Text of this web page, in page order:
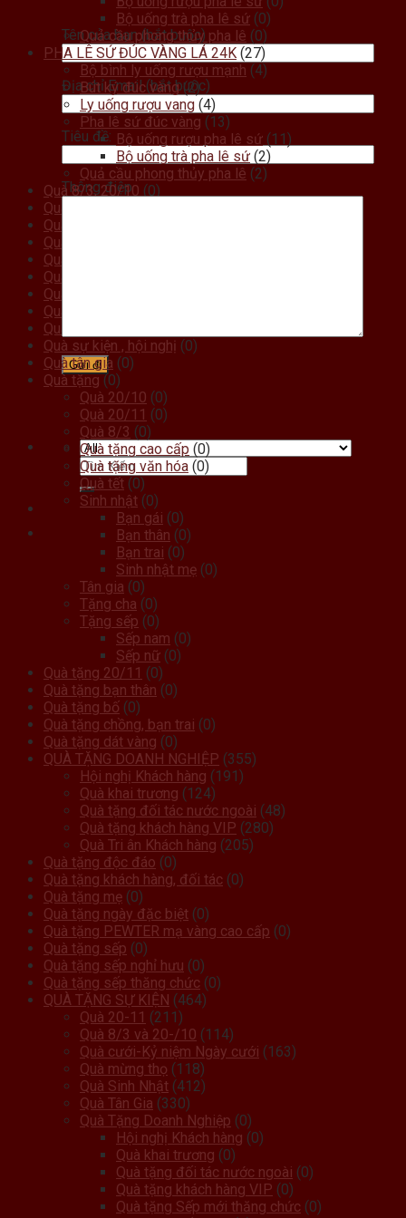
Tên của bạn (bắt buộc)
Địa chỉ Email (bắt buộc)
Tiêu đề:
Thông điệp
Bộ uống trà pha lê sứ (0)
Quả cầu phong thủy pha lê (0)
PHA LÊ SỨ ĐÚC VÀNG LÁ 24K (27)
Bộ bình ly uống rượu mạnh (4)
Bút ký đúc vàng (2)
Ly uống rượu vang (4)
Pha lê sứ đúc vàng (13)
Bộ uống rượu pha lê sứ (11)
Bộ uống trà pha lê sứ (2)
Quả cầu phong thủy pha lê (2)
Quà 8/3, 20/10 (0)
Quà cưới
Quà doanh nghiệp
Quà khai trương
Quà kỷ niệm ngày cưới
Quà lưu niệm
Quà mừng thọ
Quà noel
Quà sinh nhật
Quà sự kiện , hội nghị (0)
Quà tân gia (0)
Quà tặng (0)
Quà 20/10 (0)
Quà 20/11 (0)
Quà 8/3 (0)
Quà tặng cao cấp (0)
Quà tặng văn hóa (0)
Quà tết (0)
Sinh nhật (0)
Bạn gái (0)
Bạn thân (0)
Bạn trai (0)
Sinh nhật mẹ (0)
Tân gia (0)
Tặng cha (0)
Tặng sếp (0)
Sếp nam (0)
Sếp nữ (0)
Quà tặng 20/11 (0)
Quà tặng bạn thân (0)
Quà tặng bố (0)
Quà tặng chồng, bạn trai (0)
Quà tặng dát vàng (0)
QUÀ TẶNG DOANH NGHIỆP (355)
Hội nghị Khách hàng (191)
Quà khai trương (124)
Quà tặng đối tác nước ngoài (48)
Quà tặng khách hàng VIP (280)
Quà Tri ân Khách hàng (205)
Quà tặng độc đáo (0)
Quà tặng khách hàng, đối tác (0)
Quà tặng mẹ (0)
Quà tặng ngày đặc biệt (0)
Quà tặng PEWTER mạ vàng cao cấp (0)
Quà tặng sếp (0)
Quà tặng sếp nghỉ hưu (0)
Quà tặng sếp thăng chức (0)
QUÀ TẶNG SỰ KIỆN (464)
Quà 20-11 (211)
Quà 8/3 và 20-/10 (114)
Quà cưới-Kỷ niệm Ngày cưới (163)
Quà mừng thọ (118)
Quà Sinh Nhật (412)
Quà Tân Gia (330)
Quà Tặng Doanh Nghiệp (0)
Hội nghị Khách hàng (0)
Quà khai trương (0)
Quà tặng đối tác nước ngoài (0)
Quà tặng khách hàng VIP (0)
Quà tặng Sếp mới thăng chức (0)